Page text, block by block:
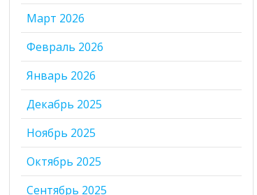
Март 2026
Февраль 2026
Январь 2026
Декабрь 2025
Ноябрь 2025
Октябрь 2025
Сентябрь 2025